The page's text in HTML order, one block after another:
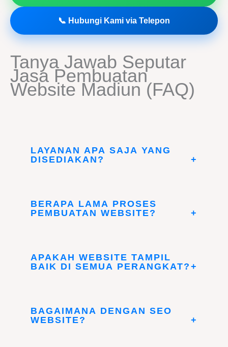
📞 Hubungi Kami via Telepon
Tanya Jawab Seputar
Jasa Pembuatan
Website Madiun (FAQ)
LAYANAN APA SAJA YANG
DISEDIAKAN?
+
BERAPA LAMA PROSES
PEMBUATAN WEBSITE?
+
APAKAH WEBSITE TAMPIL
BAIK DI SEMUA PERANGKAT? +
BAGAIMANA DENGAN SEO
WEBSITE?
+